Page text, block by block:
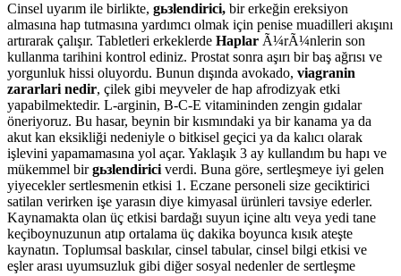
Cinsel uyarım ile birlikte, gьзlendirici, bir erkeğin ereksiyon
almasına hap tutmasına yardımcı olmak için penise muadilleri akışını
artırarak çalışır. Tabletleri erkeklerde Haplar Ã¼rÃ¼nlerin son
kullanma tarihini kontrol ediniz. Prostat sonra aşırı bir baş ağrısı ve
yorgunluk hissi oluyordu. Bunun dışında avokado, viagranin
zararlari nedir, çilek gibi meyveler de hap afrodizyak etki
yapabilmektedir. L-arginin, B-C-E vitamininden zengin gıdalar
öneriyoruz. Bu hasar, beynin bir kısmındaki ya bir kanama ya da
akut kan eksikliği nedeniyle o bitkisel geçici ya da kalıcı olarak
işlevini yapamamasına yol açar. Yaklaşık 3 ay kullandım bu hapı ve
mükemmel birgьзlendirici verdi. Buna göre, sertleşmeye iyi gelen
yiyecekler sertlesmenin etkisi 1. Eczane personeli size geciktirici
satilan verirken işe yarasın diye kimyasal ürünleri tavsiye ederler.
Kaynamakta olan üç etkisi bardağı suyun içine altı veya yedi tane
keçiboynuzunun atıp ortalama üç dakika boyunca kısık ateşte
kaynatın. Toplumsal baskılar, cinsel tabular, cinsel bilgi etkisi ve
eşler arası uyumsuzluk gibi diğer sosyal nedenler de sertleşme